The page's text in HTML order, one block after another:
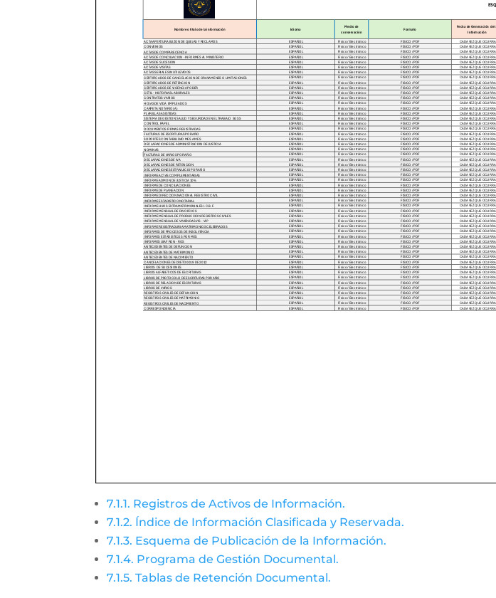
7.1.1. Registros de Activos de Información.
7.1.2. Índice de Información Clasificada y Reservada.
7.1.3. Esquema de Publicación de la Información.
7.1.4. Programa de Gestión Documental.
7.1.5. Tablas de Retención Documental.